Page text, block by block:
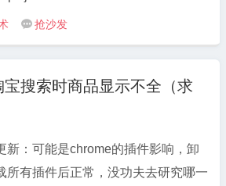
msc-215792914 2.x32版本一
直接安装即可使用;对于x64版本问题,
You must go to the SysWOW64
 抢沙发
搜索时商品显示不全（求
新：可能是chrome的插件影响，卸
所有插件后正常，没功夫去研究哪一